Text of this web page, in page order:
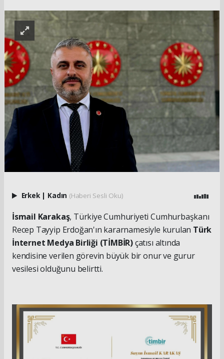
Erkek | Kadın (Haberi Sesli Oku)
İsmail Karakaş, Türkiye Cumhuriyeti Cumhurbaşkanı
Recep Tayyip Erdoğan'ın kararnamesiyle kurulan Türk
İnternet Medya Birliği (TİMBİR)çatısı altında
kendisine verilen görevin büyük bir onur ve gurur
vesilesi olduğunu belirtti.